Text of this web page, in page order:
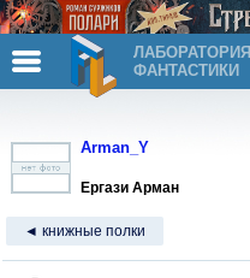
ЛАБОРАТОРИЯ
ФАНТАСТИКИ
Arman_Y
Ергази Арман
◄ книжные полки